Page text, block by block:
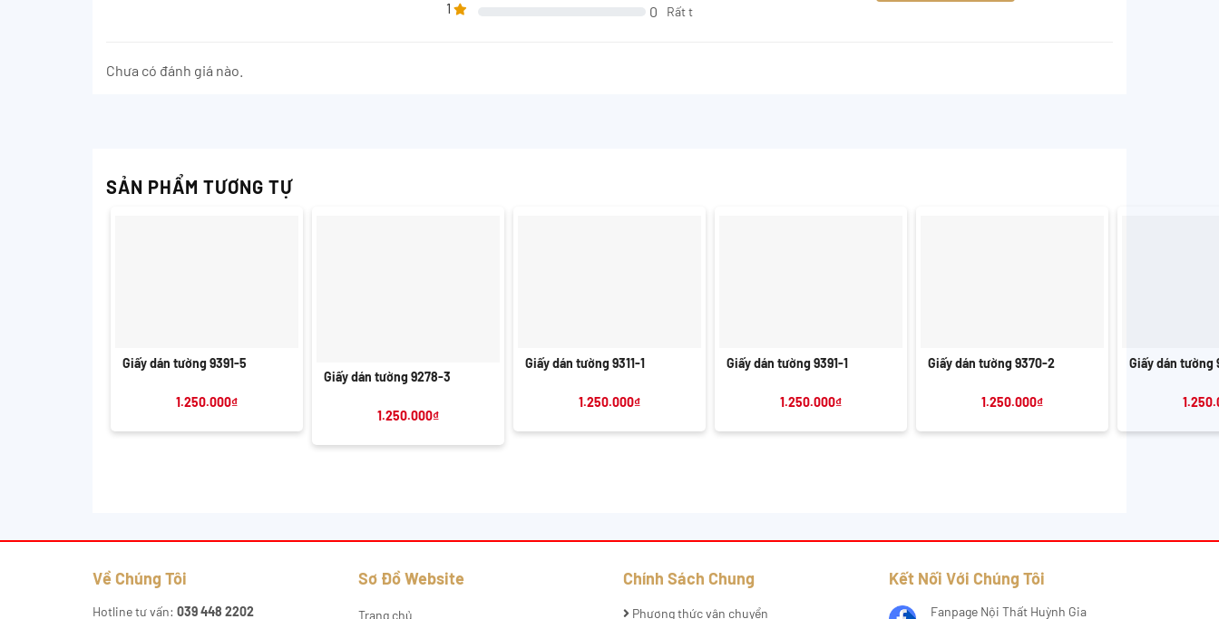
1 0 Rất t
Chưa có đánh giá nào.
SẢN PHẨM TƯƠNG TỰ
Giấy dán tường 9391-5
1.250.000₫
Giấy dán tường 9278-3
1.250.000₫
Giấy dán tường 9311-1
1.250.000₫
Giấy dán tường 9391-1
1.250.000₫
Giấy dán tường 9370-2
1.250.000₫
Giấy dán tường
Về Chúng Tôi
Hotline tư vấn: 039 448 2202
Sơ Đồ Website
Trang chủ
Chính Sách Chung
Phương thức vận chuyển
Kết Nối Với Chúng Tôi
Fanpage Nội Thất Huỳnh Gia